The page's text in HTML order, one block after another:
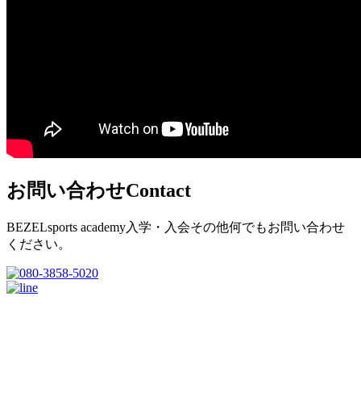
お問い合わせContact
BEZELsports academy入学・入会その他何でもお問い合わせ
ください。